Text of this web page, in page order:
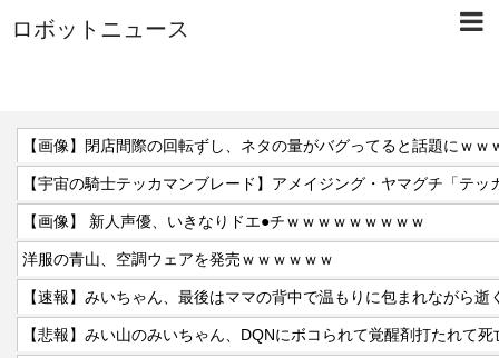
ロボットニュース
【画像】閉店間際の回転ずし、ネタの量がバグってると話題にｗｗ
【画像】 新人声優、いきなりドエ●チｗｗｗｗｗｗｗｗｗ
洋服の青山、空調ウェアを発売ｗｗｗｗｗｗ
【速報】みいちゃん、最後はママの背中で温もりに包まれながら
【悲報】みい山のみいちゃん、DQNにボコられて覚醒剤打たれて